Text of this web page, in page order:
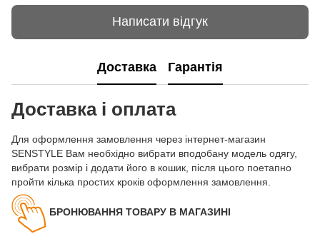
Написати відгук
Доставка Гарантія
Доставка і оплата
Для оформлення замовлення через інтернет-магазин
SENSTYLE Вам необхідно вибрати вподобану модель одягу,
вибрати розмір і додати його в кошик, після цього поетапно
пройти кілька простих кроків оформлення замовлення.
БРОНЮВАННЯ ТОВАРУ В МАГАЗИНІ